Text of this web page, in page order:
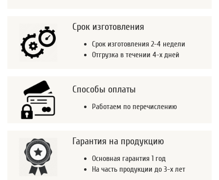
Срок изготовления
Срок изготовления 2-4 недели
Отгрузка в течении 4-х дней
Способы оплаты
Работаем по перечислению
Гарантия на продукцию
Основная гарантия 1 год
На часть продукции до 3-х лет